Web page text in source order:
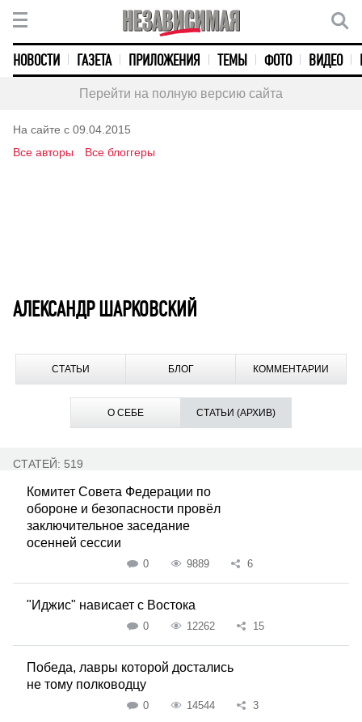
НОВОСТИ ГАЗЕТА ПРИЛОЖЕНИЯ ТЕМЫ ФОТО ВИДЕО
Перейти на полную версию сайта
На сайте с 09.04.2015
Все авторы
Все блоггеры
АЛЕКСАНДР ШАРКОВСКИЙ
СТАТЬИ БЛОГ КОММЕНТАРИИ
О СЕБЕ СТАТЬИ (АРХИВ)
СТАТЕЙ: 519
Комитет Совета Федерации по
обороне и безопасности провёл
заключительное заседание
осенней сессии
0 9889 6
"Иджис" нависает с Востока
0 12262 15
Победа, лавры которой достались
не тому полководцу
0 14544 3